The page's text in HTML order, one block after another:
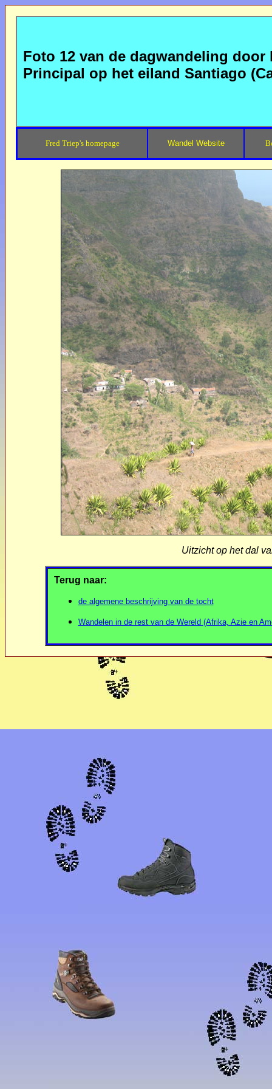
Foto 12 van de dagwandeling door
Principal op het eiland Santiago
Fred Triep's homepage Wandel Website
Uitzicht op het dal
Terug naar:
de algemene beschrijving van de tocht
Wandelen in de rest van de Wereld (Afrika, Azie en